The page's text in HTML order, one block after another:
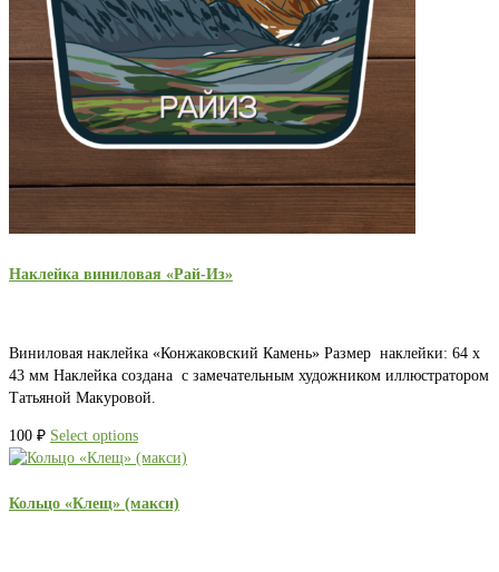
Наклейка виниловая «Рай-Из»
Виниловая наклейка «Конжаковский Камень» Размер наклейки: 64 х
43 мм Наклейка создана с замечательным художником иллюстратором
Татьяной Макуровой.
100 ₽ Select options
Кольцо «Клещ» (макси)